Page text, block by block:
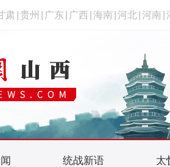
肃 贵州 广东 广西 海南 河北 河南
统战新语 太